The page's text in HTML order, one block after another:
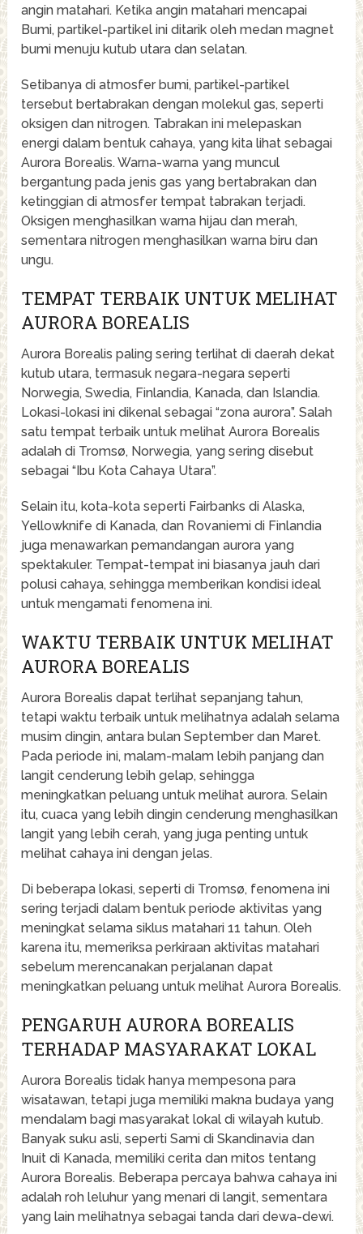
angin matahari. Ketika angin matahari mencapai
Bumi, partikel-partikel ini ditarik oleh medan magnet
bumi menuju kutub utara dan selatan.
Setibanya di atmosfer bumi, partikel-partikel
tersebut bertabrakan dengan molekul gas, seperti
oksigen dan nitrogen. Tabrakan ini melepaskan
energi dalam bentuk cahaya, yang kita lihat sebagai
Aurora Borealis. Warna-warna yang muncul
bergantung pada jenis gas yang bertabrakan dan
ketinggian di atmosfer tempat tabrakan terjadi.
Oksigen menghasilkan warna hijau dan merah,
sementara nitrogen menghasilkan warna biru dan
ungu.
TEMPAT TERBAIK UNTUK MELIHAT
AURORA BOREALIS
Aurora Borealis paling sering terlihat di daerah dekat
kutub utara, termasuk negara-negara seperti
Norwegia, Swedia, Finlandia, Kanada, dan Islandia.
Lokasi-lokasi ini dikenal sebagai “zona aurora”. Salah
satu tempat terbaik untuk melihat Aurora Borealis
adalah di Tromsø, Norwegia, yang sering disebut
sebagai “Ibu Kota Cahaya Utara”.
Selain itu, kota-kota seperti Fairbanks di Alaska,
Yellowknife di Kanada, dan Rovaniemi di Finlandia
juga menawarkan pemandangan aurora yang
spektakuler. Tempat-tempat ini biasanya jauh dari
polusi cahaya, sehingga memberikan kondisi ideal
untuk mengamati fenomena ini.
WAKTU TERBAIK UNTUK MELIHAT
AURORA BOREALIS
Aurora Borealis dapat terlihat sepanjang tahun,
tetapi waktu terbaik untuk melihatnya adalah selama
musim dingin, antara bulan September dan Maret.
Pada periode ini, malam-malam lebih panjang dan
langit cenderung lebih gelap, sehingga
meningkatkan peluang untuk melihat aurora. Selain
itu, cuaca yang lebih dingin cenderung menghasilkan
langit yang lebih cerah, yang juga penting untuk
melihat cahaya ini dengan jelas.
Di beberapa lokasi, seperti di Tromsø, fenomena ini
sering terjadi dalam bentuk periode aktivitas yang
meningkat selama siklus matahari 11 tahun. Oleh
karena itu, memeriksa perkiraan aktivitas matahari
sebelum merencanakan perjalanan dapat
meningkatkan peluang untuk melihat Aurora Borealis.
PENGARUH AURORA BOREALIS
TERHADAP MASYARAKAT LOKAL
Aurora Borealis tidak hanya mempesona para
wisatawan, tetapi juga memiliki makna budaya yang
mendalam bagi masyarakat lokal di wilayah kutub.
Banyak suku asli, seperti Sami di Skandinavia dan
Inuit di Kanada, memiliki cerita dan mitos tentang
Aurora Borealis. Beberapa percaya bahwa cahaya ini
adalah roh leluhur yang menari di langit, sementara
yang lain melihatnya sebagai tanda dari dewa-dewi.